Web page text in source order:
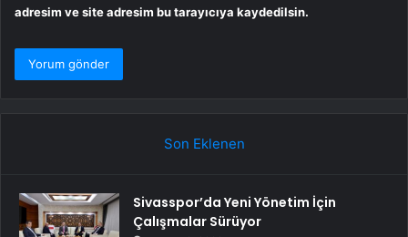
adresim ve site adresim bu tarayıcıya kaydedilsin.
Son Eklenen
Sivasspor’da Yeni Yönetim İçin
Çalışmalar Sürüyor